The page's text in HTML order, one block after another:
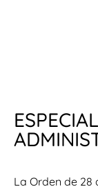
La Orden de 28